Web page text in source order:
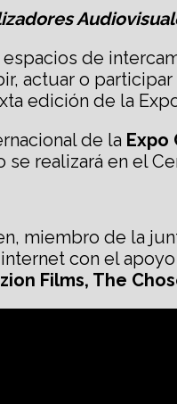
de
actuar o
edición de la
de la Expo
realizará en el
miembro de la
con el
Films, The